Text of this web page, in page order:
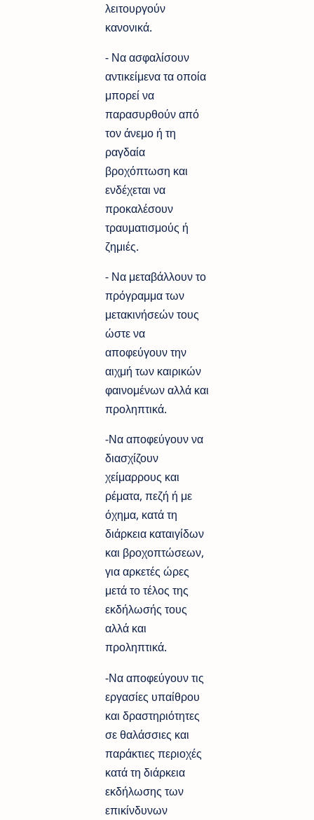
λειτουργούν
κανονικά.
- Να ασφαλίσουν
αντικείμενα τα οποία
μπορεί να
παρασυρθούν από
τον άνεμο ή τη
ραγδαία
βροχόπτωση και
ενδέχεται να
προκαλέσουν
τραυματισμούς ή
ζημιές.
- Να μεταβάλλουν το
πρόγραμμα των
μετακινήσεών τους
ώστε να
αποφεύγουν την
αιχμή των καιρικών
φαινομένων αλλά και
προληπτικά.
-Να αποφεύγουν να
διασχίζουν
χείμαρρους και
ρέματα, πεζή ή με
όχημα, κατά τη
διάρκεια καταιγίδων
και βροχοπτώσεων,
για αρκετές ώρες
μετά το τέλος της
εκδήλωσής τους
αλλά και
προληπτικά.
-Να αποφεύγουν τις
εργασίες υπαίθρου
και δραστηριότητες
σε θαλάσσιες και
παράκτιες περιοχές
κατά τη διάρκεια
εκδήλωσης των
επικίνδυνων